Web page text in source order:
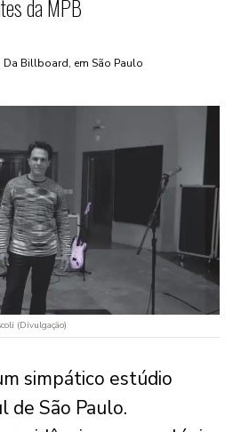
da MPB
· Da Billboard, em São Paulo
(Divulgação)
simpático estúdio
de São Paulo.